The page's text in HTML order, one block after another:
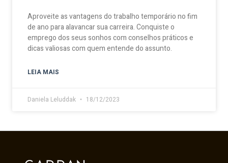
Aproveite as vantagens do trabalho temporário no fim
de ano para alavancar sua carreira. Conquiste o
emprego dos seus sonhos com conselhos práticos e
dicas valiosas com quem entende do assunto.
LEIA MAIS
Daniela Leluddak 18/12/2023